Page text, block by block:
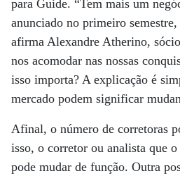
para Guide. “Tem mais um
anunciado no primeiro
afirma Alexandre Atherino,
nos acomodar nas nossas
isso importa? A explicação é
mercado podem significar
Afinal, o número de corretoras
isso, o corretor ou analista que
pode mudar de função. Outra